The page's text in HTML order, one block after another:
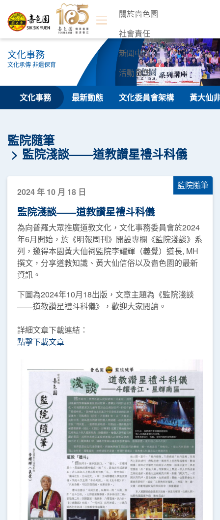
關於嗇色園
社會責任
新聞中心
活動日誌
聯絡我們
文化事務
文化承傳 非遺保育
文化事務 最新動態 文化委員會架構 黃大仙
監院隨筆
監院淺談——道教讚星禮斗科儀
監院隨筆
2024 年 10 月 18 日
監院淺談——道教讚星禮斗科儀
為向普羅大眾推廣道教文化，文化事務委員會於2024
年6月開始，於《明報周刊》開設專欄《監院淺談》系
列，邀得本園黃大仙祠監院李耀輝（義覺）道長, MH
撰文，分享道教知識、黃大仙信俗以及嗇色園的最新
資訊。
下圖為2024年10月18出版，文章主題為《監院淺談
——道教讚星禮斗科儀》，歡迎大家閱讀。
詳細文章下載連結：
點擊下載文章